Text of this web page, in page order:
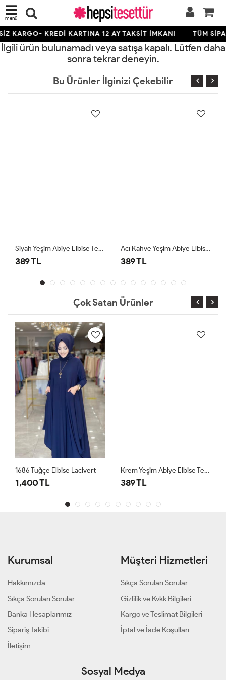
menü
KARGO- KREDİ KARTINA 12 AY TAKSİT İMKANI TÜM
İlgili ürün bulunamadı veya satışa kapalı. Lütfen daha
sonra tekrar deneyin.
Bu Ürünler İlginizi Çekebilir
Siyah Yeşim Abiye Elbise Tesettür Giyim
389 TL
Acı Kahve Yeşim Abiye Elbise Tesettür Giyim
389 TL
Çok Satan Ürünler
1686 Tuğçe Elbise Lacivert
1,400 TL
Krem Yeşim Abiye Elbise Tesettür Giyim
389 TL
Kurumsal
Hakkımızda
Sıkça Sorulan Sorular
Banka Hesaplarımız
Sipariş Takibi
İletişim
Müşteri Hizmetleri
Sıkça Sorulan Sorular
Gizlilik ve Kvkk Bilgileri
Kargo ve Teslimat Bilgileri
İptal ve İade Koşulları
Sosyal Medya